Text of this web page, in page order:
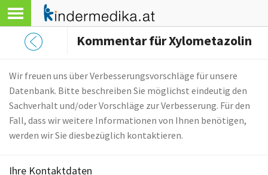
Kommentar für Xylometazolin
Wir freuen uns über Verbesserungsvorschläge für unsere
Datenbank. Bitte beschreiben Sie möglichst eindeutig den
Sachverhalt und/oder Vorschläge zur Verbesserung. Für den
Fall, dass wir weitere Informationen von Ihnen benötigen,
werden wir Sie diesbezüglich kontaktieren.
Ihre Kontaktdaten